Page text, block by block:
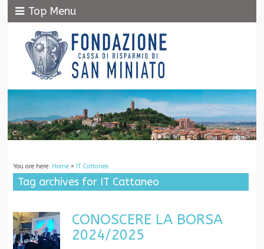
Top Menu
You are here: Home» IT Cattaneo
Tag archives for IT Cattaneo
CONOSCERE LA BORSA
2024/2025